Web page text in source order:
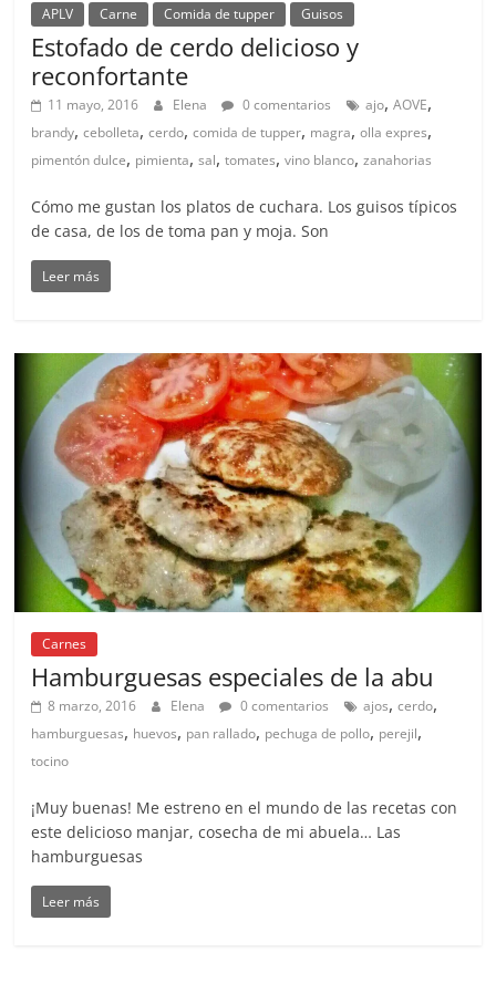
APLV Carne Comida de tupper Guisos
Estofado de cerdo delicioso y
reconfortante
11 mayo, 2016 Elena 0 comentarios ajo,AOVE,
brandy,cebolleta,cerdo,comida de tupper, magra,olla expres,
pimentón dulce, pimienta,sal,tomates,vino blanco,zanahorias
Cómo me gustan los platos de cuchara. Los guisos típicos
de casa, de los de toma pan y moja. Son
Leer más
Carnes
Hamburguesas especiales de la abu
8 marzo, 2016 Elena 0 comentarios ajos,cerdo,
hamburguesas, huevos, pan rallado, pechuga de pollo, perejil,
tocino
¡Muy buenas! Me estreno en el mundo de las recetas con
este delicioso manjar, cosecha de mi abuela… Las
hamburguesas
Leer más